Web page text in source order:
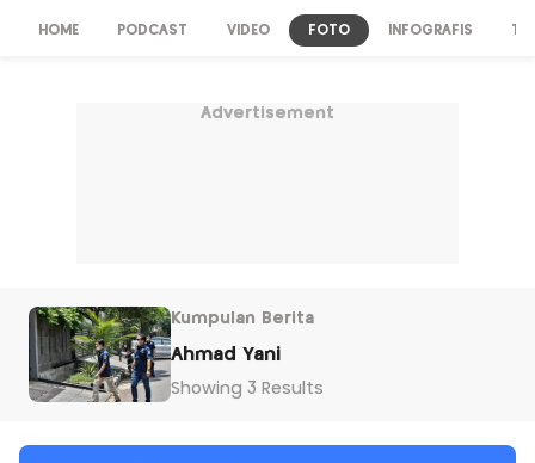
HOME PODCAST VIDEO FOTO INFOGRAFIS TV
Advertisement
Kumpulan Berita
Ahmad Yani
Showing 3 Results